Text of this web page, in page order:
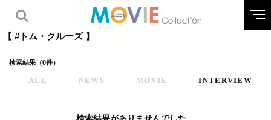
【 #トム・クルーズ 】
検索結果（0件）
ALL NEWS MOVIE INTERVIEW